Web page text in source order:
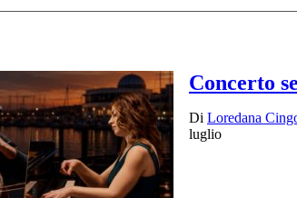
Concerto
Di Loredana
luglio